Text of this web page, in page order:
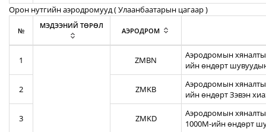
Орон нутгийн аэродромууд ( Улаанбаатарын цагаар )
№
МЭДЭЭНИЙ ТӨРӨЛ
АЭРОДРОМ
1 ZMBN
Аэродромын
ийн өндөрт
2 ZMKB
Аэродромын
ийн өндөрт Зэвэн
3 ZMKD
Аэродромын
1000М-ийн өндөрт